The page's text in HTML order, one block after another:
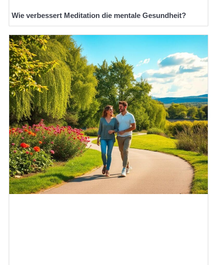
Wie verbessert Meditation die mentale Gesundheit?